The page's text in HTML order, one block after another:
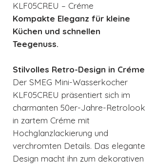
KLF05CREU – Créme
Kompakte Eleganz für kleine
Küchen und schnellen
Teegenuss.
Stilvolles Retro-Design in Créme
Der SMEG Mini-Wasserkocher
KLF05CREU präsentiert sich im
charmanten 50er-Jahre-Retrolook
in zartem Créme mit
Hochglanzlackierung und
verchromten Details. Das elegante
Design macht ihn zum dekorativen